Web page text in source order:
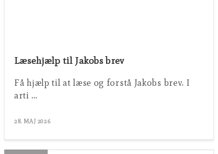
Læsehjælp til Jakobs brev
Få hjælp til at læse og forstå Jakobs brev. I
arti …
28. MAJ 2026